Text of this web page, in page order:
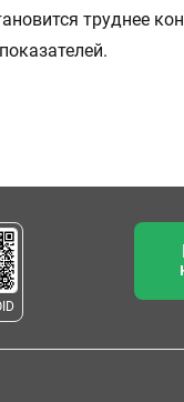
труднее